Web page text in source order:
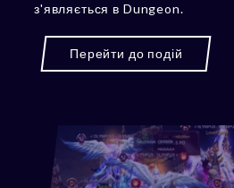
з'являється в Dungeon.
Перейти до подій